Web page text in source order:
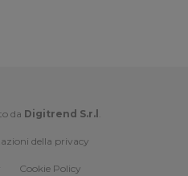
da Digitrend S.r.l .
della privacy
Cookie Policy